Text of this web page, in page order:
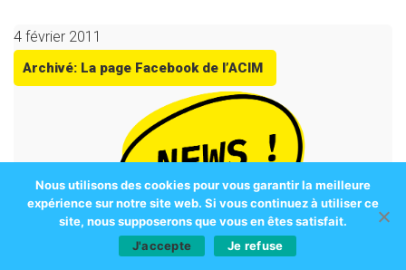
4 février 2011
Archivé: La page Facebook de l’ACIM
Nous utilisons des cookies pour vous garantir la meilleure
expérience sur notre site web. Si vous continuez à utiliser ce
site, nous supposerons que vous en êtes satisfait.
J'accepte
Je refuse